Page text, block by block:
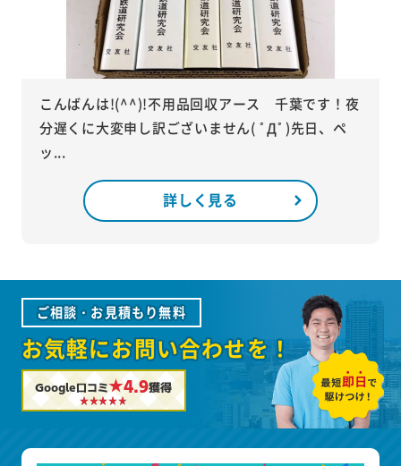
こんばんは!(^^)!不用品回収アース 千葉です！夜
分遅くに大変申し訳ございません( ﾟДﾟ)先日、ペ
ッ...
詳しく見る
ご相談・お見積もり無料
お気軽にお問い合わせを！
Google口コミ★4.9獲得